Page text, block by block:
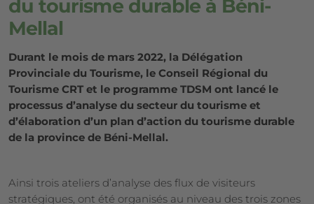
du tourisme durable à Béni-
Mellal
Durant le mois de mars 2022, la Délégation
Provinciale du Tourisme, le Conseil Régional du
Tourisme CRT et le programme TDSM ont lancé le
processus d’analyse du secteur du tourisme et
d’élaboration d’un plan d’action du tourisme durable
de la province de Béni-Mellal.
Ainsi trois ateliers d’analyse des flux de visiteurs
stratégiques, ont été organisés au niveau des trois zones